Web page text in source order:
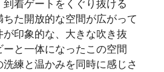
着ゲートをくぐり抜ける
ちた開放的な空間が広がって
印象的な、大きな吹き抜
と一体になったこの空間
練と温かみを同時に感じさ